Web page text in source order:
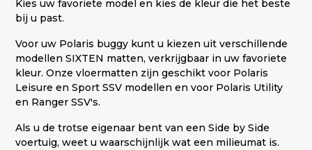
Kies uw favoriete model en kies de kleur die het beste
bij u past.
Voor uw Polaris buggy kunt u kiezen uit verschillende
modellen SIXTEN matten, verkrijgbaar in uw favoriete
kleur. Onze vloermatten zijn geschikt voor Polaris
Leisure en Sport SSV modellen en voor Polaris Utility
en Ranger SSV's.
Als u de trotse eigenaar bent van een Side by Side
voertuig, weet u waarschijnlijk wat een milieumat is.